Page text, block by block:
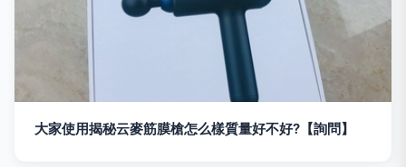
大家使用揭秘云麥筋膜槍怎么樣質量好不好?【詢問】